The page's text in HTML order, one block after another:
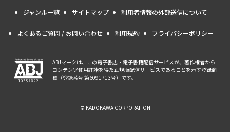
ジャンル一覧 サイトマップ 利用者情報の外部送信について
よくあるご質問 / お問い合わせ 利用規約 プライバシーポリシー
ABJマークは、この電子書店・電子書籍配信サービスが、著作権者から
コンテンツ使用許諾を得た正規版配信サービスであることを示す登録商
標（登録番号 第6091713号）です。
© KADOKAWA CORPORATION